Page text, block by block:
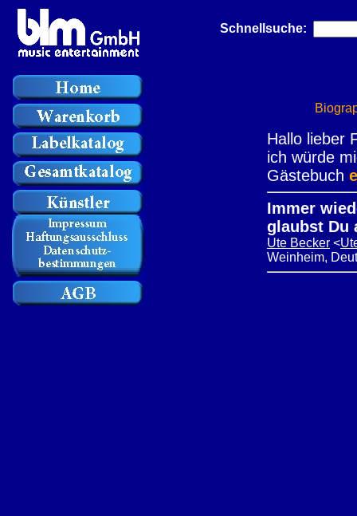
Schnellsuche:
Hallo lieber
ich würde
Gästebuch
Immer
glaubst Du
Ute Becker <
Weinheim,